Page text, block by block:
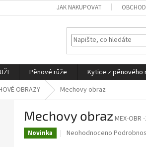
JAK NAKUPOVAT
Pěnové růže Kytice z pěnového
OBRAZY Mechovy obraz
Mechovy obraz MEX-OBR
Novinka
Průměrné
Neohodnoceno